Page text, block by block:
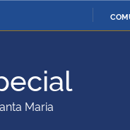
Ministério da Defesa
Ministério da Cidadania
Maria